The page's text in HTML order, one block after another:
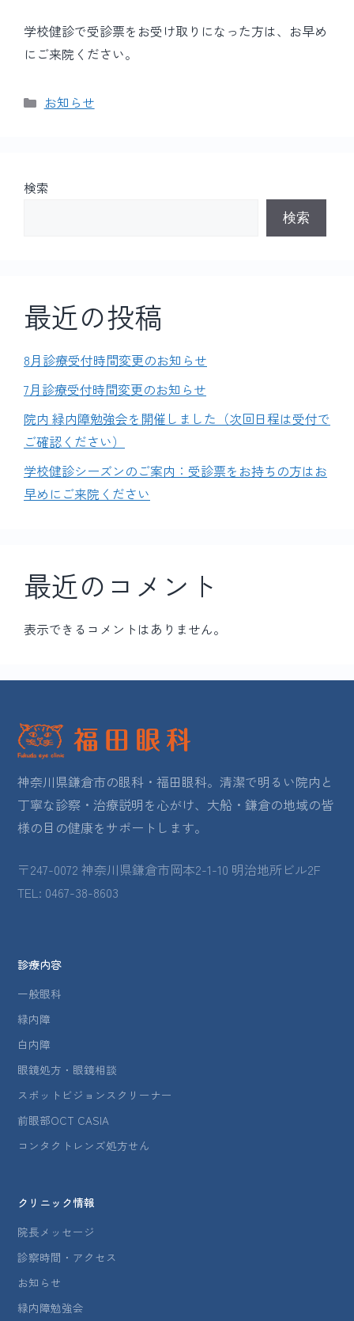
学校健診で受診票をお受け取りになった方は、お早め
にご来院ください。
カ
お知らせ
検索
検索
最近の投稿
8月診療受付時間変更のお知らせ
7月診療受付時間変更のお知らせ
院内 緑内障勉強会を開催しました（次回日程は受付で
ご確認ください）
学校健診シーズンのご案内：受診票をお持ちの方はお
早めにご来院ください
最近のコメント
表示できるコメントはありません。
神奈川県鎌倉市の眼科・福田眼科。清潔で明るい院内と
丁寧な診察・治療説明を心がけ、大船・鎌倉の地域の皆
様の目の健康をサポートします。
〒247-0072 神奈川県鎌倉市岡本2-1-10 明治地所ビル2F
TEL: 0467-38-8603
診療内容
一般眼科
緑内障
白内障
眼鏡処方・眼鏡相談
スポットビジョンスクリーナー
前眼部OCT CASIA
コンタクトレンズ処方せん
クリニック情報
院長メッセージ
診察時間・アクセス
お知らせ
緑内障勉強会